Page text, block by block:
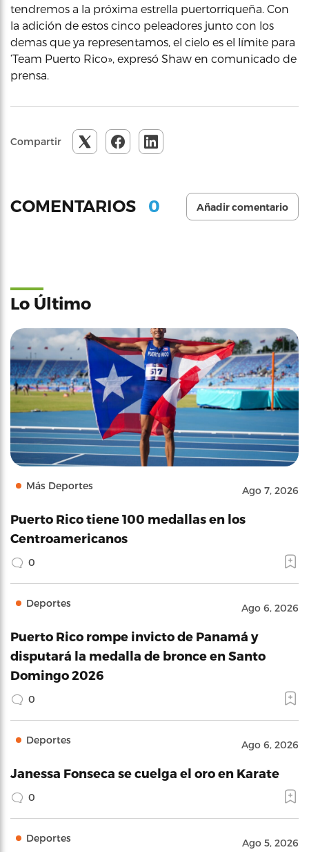
tendremos a la próxima estrella puertorriqueña. Con
la adición de estos cinco peleadores junto con los
demas que ya representamos, el cielo es el límite para
‘Team Puerto Rico», expresó Shaw en comunicado de
prensa.
Compartir
COMENTARIOS 0 Añadir comentario
Lo Último
Más Deportes Ago 7, 2026
Puerto Rico tiene 100 medallas en los
Centroamericanos
0
Deportes Ago 6, 2026
Puerto Rico rompe invicto de Panamá y
disputará la medalla de bronce en Santo
Domingo 2026
0
Deportes Ago 6, 2026
Janessa Fonseca se cuelga el oro en Karate
0
Deportes Ago 5, 2026